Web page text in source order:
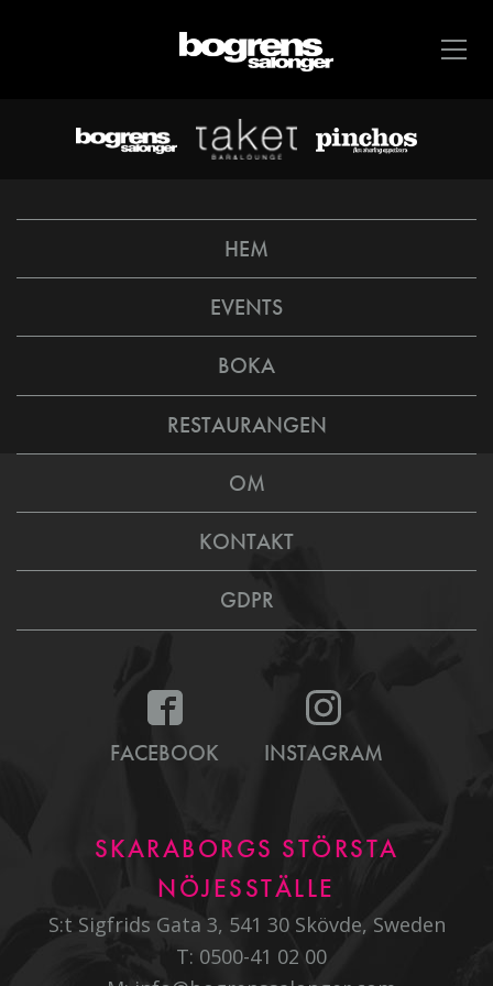
HEM
EVENTS
BOKA
RESTAURANGEN
OM
KONTAKT
GDPR
FACEBOOK INSTAGRAM
SKARABORGS STÖRSTA
NÖJESSTÄLLE
S:t Sigfrids Gata 3, 541 30 Skövde, Sweden
T: 0500-41 02 00